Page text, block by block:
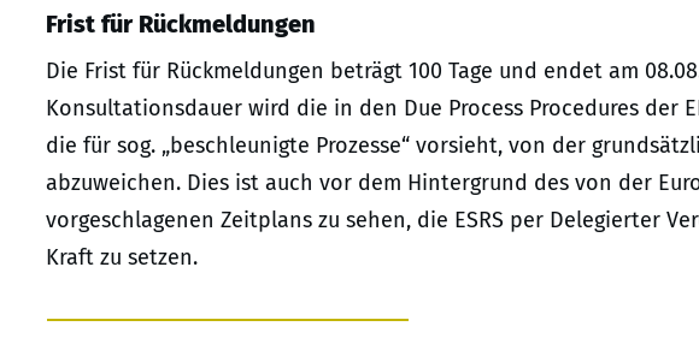
Frist für Rückmeldungen
Die Frist für Rückmeldungen beträgt 100 Tage und endet am
Konsultationsdauer wird die in den Due Process Procedures der
die für sog. „beschleunigte Prozesse“ vorsieht, von der
abzuweichen. Dies ist auch vor dem Hintergrund des von der
vorgeschlagenen Zeitplans zu sehen, die ESRS per Delegierter
Kraft zu setzen.